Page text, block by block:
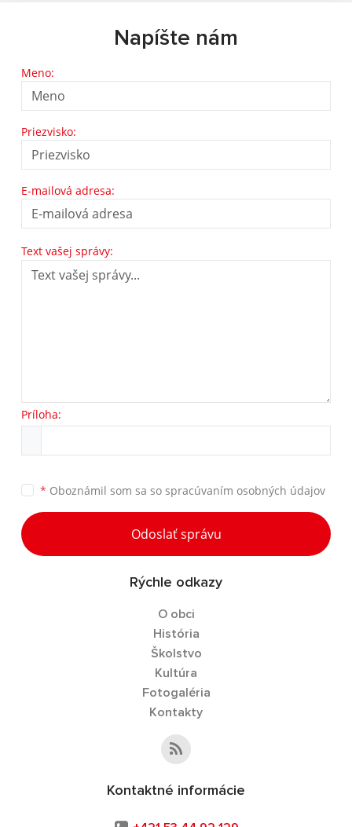
Napíšte nám
Meno:
Priezvisko:
E-mailová adresa:
Text vašej správy:
Príloha:
* Oboznámil som sa so spracúvaním osobných údajov
Odoslať správu
Rýchle odkazy
O obci
História
Školstvo
Kultúra
Fotogaléria
Kontakty
Kontaktné informácie